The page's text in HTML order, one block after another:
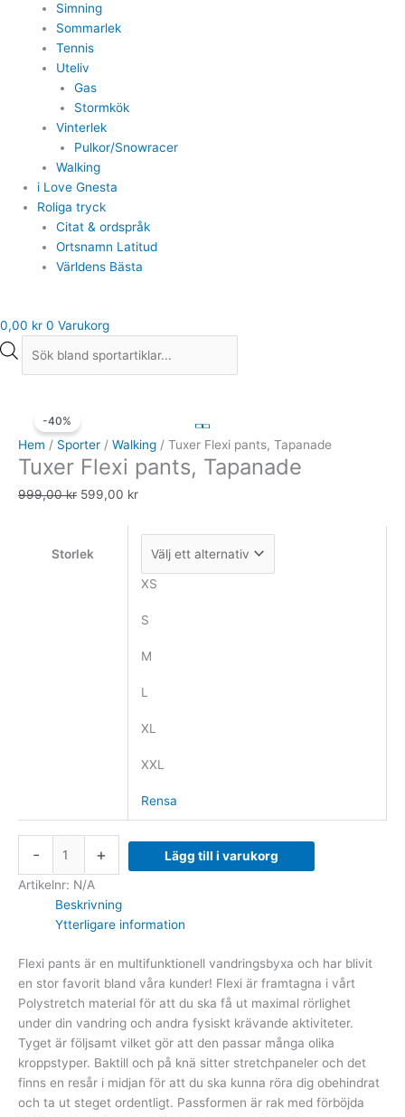
Simning
Sommarlek
Tennis
Uteliv
Gas
Stormkök
Vinterlek
Pulkor/Snowracer
Walking
i Love Gnesta
Roliga tryck
Citat & ordspråk
Ortsnamn Latitud
Världens Bästa
0,00 kr 0 Varukorg
-40%
Hem / Sporter / Walking / Tuxer Flexi pants, Tapanade
Tuxer Flexi pants, Tapanade
999,00kr
priset
var:
999,00 kr.
599,00 kr
nuvarande
priset
är:
599,00 kr.
Storlek
XS
S
M
L
XL
XXL
Rensa
-
Flexi
pants,
Tapanade
+ Lägg till i varukorg
Artikelnr: N/A
Beskrivning
Ytterligare information
Flexi pants är en multifunktionell vandringsbyxa och har blivit
en stor favorit bland våra kunder! Flexi är framtagna i vårt
Polystretch material för att du ska få ut maximal rörlighet
under din vandring och andra fysiskt krävande aktiviteter.
Tyget är följsamt vilket gör att den passar många olika
kroppstyper. Baktill och på knä sitter stretchpaneler och det
finns en resår i midjan för att du ska kunna röra dig obehindrat
och ta ut steget ordentligt. Passformen är rak med förböjda